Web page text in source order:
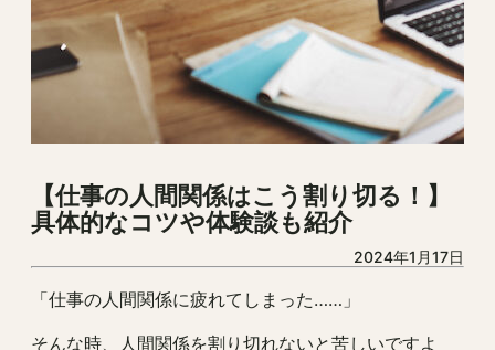
【仕事の人間関係はこう割り切る！】
具体的なコツや体験談も紹介
2024年1月17日
「仕事の人間関係に疲れてしまった……」
そんな時、人間関係を割り切れないと苦しいですよ